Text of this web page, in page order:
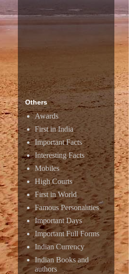
Others
Awards
First in India
Important Facts
Interesting Facts
Mobiles
High Courts
First in World
Famous Personalities
Important Days
Important Full Forms
Indian Currency
Indian Books and
authors